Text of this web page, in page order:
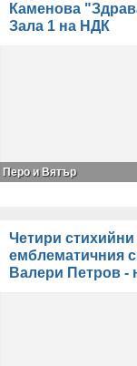
Каменова
Зала 1 на НДК
Перо и Вятър
Четири
емблематичния
Валери Петров -